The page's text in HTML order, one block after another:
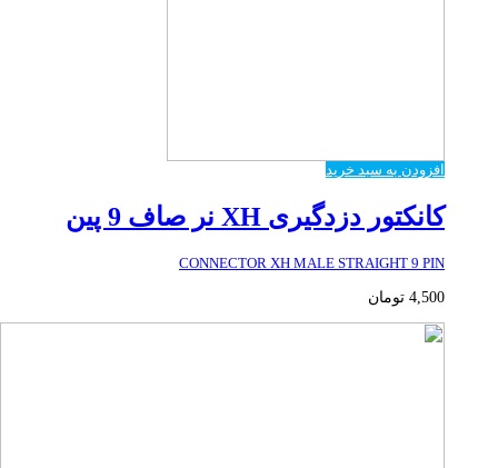
افزودن به سبد خرید
کانکتور دزدگیری XH نر صاف 9 پین
CONNECTOR XH MALE STRAIGHT 9 PIN
4,500 تومان